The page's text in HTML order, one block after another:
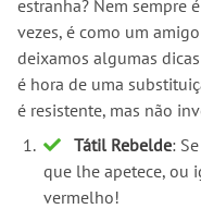
estranha? Nem sempre
vezes, é como um
deixamos algumas
é hora de uma
é resistente, mas não
Tátil Rebelde:
que lhe apetece, ou
vermelho!